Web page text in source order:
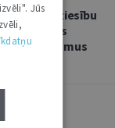
kā tiesību
pakalpojumus
Jūs